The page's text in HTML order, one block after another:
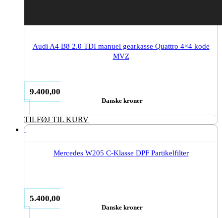
Audi A4 B8 2.0 TDI manuel gearkasse Quattro 4×4 kode
MVZ
9.400,00
Danske kroner
TILFØJ TIL KURV
Mercedes W205 C-Klasse DPF Partikelfilter
5.400,00
Danske kroner